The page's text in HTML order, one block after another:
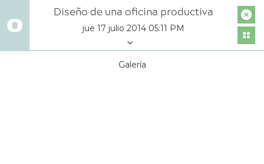
Diseño de una oficina productiva
jue 17 julio 2014 05:11 PM
Galería